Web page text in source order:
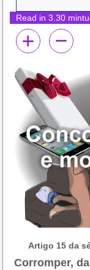
Read in 3.30
Artigo 15 da
Corromper,